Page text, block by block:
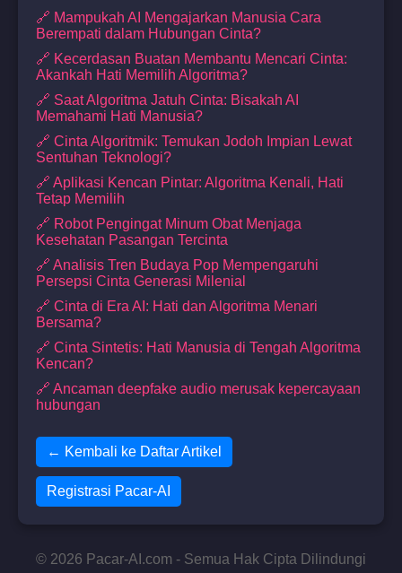
🔗 Mampukah AI Mengajarkan Manusia Cara
Berempati dalam Hubungan Cinta?
🔗 Kecerdasan Buatan Membantu Mencari Cinta:
Akankah Hati Memilih Algoritma?
🔗 Saat Algoritma Jatuh Cinta: Bisakah AI
Memahami Hati Manusia?
🔗 Cinta Algoritmik: Temukan Jodoh Impian Lewat
Sentuhan Teknologi?
🔗 Aplikasi Kencan Pintar: Algoritma Kenali, Hati
Tetap Memilih
🔗 Robot Pengingat Minum Obat Menjaga
Kesehatan Pasangan Tercinta
🔗 Analisis Tren Budaya Pop Mempengaruhi
Persepsi Cinta Generasi Milenial
🔗 Cinta di Era AI: Hati dan Algoritma Menari
Bersama?
🔗 Cinta Sintetis: Hati Manusia di Tengah Algoritma
Kencan?
🔗 Ancaman deepfake audio merusak kepercayaan
hubungan
← Kembali ke Daftar Artikel
Registrasi Pacar-AI
© 2026 Pacar-AI.com - Semua Hak Cipta Dilindungi